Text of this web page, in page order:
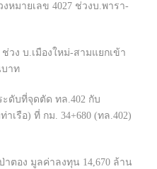
หมายเลข 4027 ช่วงบ.พารา-
วง บ.เมืองใหม่-สามแยกเข้า
ล้านบาท
ะดับที่จุดตัด ทล.402 กับ
เรือ) ที่ กม. 34+680 (ทล.402)
าตอง มูลค่าลงทุน 14,670 ล้าน